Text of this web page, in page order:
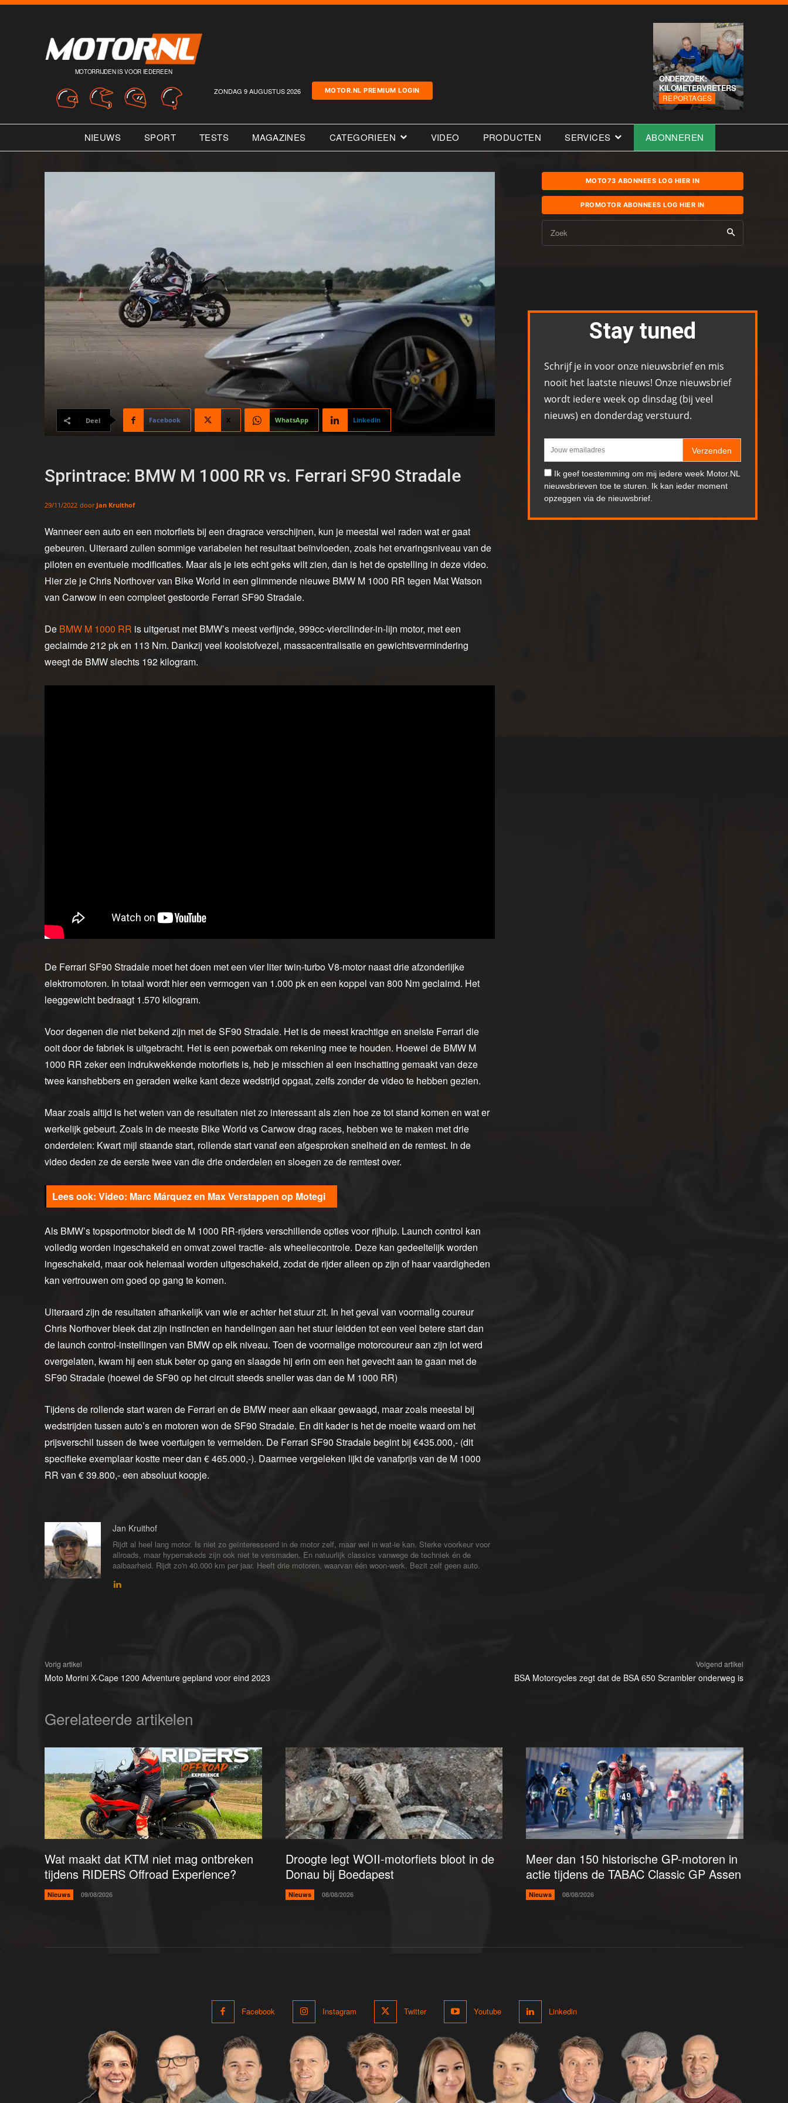
MOTORRIJDEN IS VOOR IEDEREEN
ZONDAG 9 AUGUSTUS 2026 MOTOR.NL PREMIUM LOGIN
ONDERZOEK:
KILOMETERVRETERS
REPORTAGES
NIEUWS SPORT TESTS MAGAZINES CATEGORIEEN VIDEO PRODUCTEN SERVICES ABONNEREN
Deel Facebook X WhatsApp Linkedin
Sprintrace: BMW M 1000 RR vs. Ferrari SF90 Stradale
29/11/2022 door Jan Kruithof
Wanneer een auto en een motorfiets bij een dragrace verschijnen, kun je meestal wel raden wat er gaat
gebeuren. Uiteraard zullen sommige variabelen het resultaat beïnvloeden, zoals het ervaringsniveau van de
piloten en eventuele modificaties. Maar als je iets echt geks wilt zien, dan is het de opstelling in deze video.
Hier zie je Chris Northover van Bike World in een glimmende nieuwe BMW M 1000 RR tegen Mat Watson
van Carwow in een compleet gestoorde Ferrari SF90 Stradale.
De BMW M 1000 RR is uitgerust met BMW’s meest verfijnde, 999cc-viercilinder-in-lijn motor, met een
geclaimde 212 pk en 113 Nm. Dankzij veel koolstofvezel, massacentralisatie en gewichtsvermindering
weegt de BMW slechts 192 kilogram.
De Ferrari SF90 Stradale moet het doen met een vier liter twin-turbo V8-motor naast drie afzonderlijke
elektromotoren. In totaal wordt hier een vermogen van 1.000 pk en een koppel van 800 Nm geclaimd. Het
leeggewicht bedraagt 1.570 kilogram.
Voor degenen die niet bekend zijn met de SF90 Stradale. Het is de meest krachtige en snelste Ferrari die
ooit door de fabriek is uitgebracht. Het is een powerbak om rekening mee te houden. Hoewel de BMW M
1000 RR zeker een indrukwekkende motorfiets is, heb je misschien al een inschatting gemaakt van deze
twee kanshebbers en geraden welke kant deze wedstrijd opgaat, zelfs zonder de video te hebben gezien.
Maar zoals altijd is het weten van de resultaten niet zo interessant als zien hoe ze tot stand komen en wat er
werkelijk gebeurt. Zoals in de meeste Bike World vs Carwow drag races, hebben we te maken met drie
onderdelen: Kwart mijl staande start, rollende start vanaf een afgesproken snelheid en de remtest. In de
video deden ze de eerste twee van die drie onderdelen en sloegen ze de remtest over.
Video: Marc Márquez en Max Verstappen op Motegi
Als BMW’s topsportmotor biedt de M 1000 RR-rijders verschillende opties voor rijhulp. Launch control kan
volledig worden ingeschakeld en omvat zowel tractie- als wheeliecontrole. Deze kan gedeeltelijk worden
ingeschakeld, maar ook helemaal worden uitgeschakeld, zodat de rijder alleen op zijn of haar vaardigheden
kan vertrouwen om goed op gang te komen.
Uiteraard zijn de resultaten afhankelijk van wie er achter het stuur zit. In het geval van voormalig coureur
Chris Northover bleek dat zijn instincten en handelingen aan het stuur leidden tot een veel betere start dan
de launch control-instellingen van BMW op elk niveau. Toen de voormalige motorcoureur aan zijn lot werd
overgelaten, kwam hij een stuk beter op gang en slaagde hij erin om een het gevecht aan te gaan met de
SF90 Stradale (hoewel de SF90 op het circuit steeds sneller was dan de M 1000 RR)
Tijdens de rollende start waren de Ferrari en de BMW meer aan elkaar gewaagd, maar zoals meestal bij
wedstrijden tussen auto’s en motoren won de SF90 Stradale. En dit kader is het de moeite waard om het
prijsverschil tussen de twee voertuigen te vermelden. De Ferrari SF90 Stradale begint bij €435.000,- (dit
specifieke exemplaar kostte meer dan € 465.000,-). Daarmee vergeleken lijkt de vanafprijs van de M 1000
RR van € 39.800,- een absoluut koopje.
Jan Kruithof
Rijdt al heel lang motor. Is niet zo geïnteresseerd in de motor zelf, maar wel in wat-ie kan. Sterke voorkeur voor
allroads, maar hypernakeds zijn ook niet te versmaden. En natuurlijk classics vanwege de techniek én de
aaibaarheid. Rijdt zo'n 40.000 km per jaar. Heeft drie motoren, waarvan één woon-werk. Bezit zelf geen auto.
MOTO73 ABONNEES LOG HIER IN
PROMOTOR ABONNEES LOG HIER IN
Zoek
Stay tuned
Schrijf je in voor onze nieuwsbrief en mis
nooit het laatste nieuws! Onze nieuwsbrief
wordt iedere week op dinsdag (bij veel
nieuws) en donderdag verstuurd.
Verzenden
Ik geef toestemming om mij iedere week Motor.NL
nieuwsbrieven toe te sturen. Ik kan ieder moment
opzeggen via de nieuwsbrief.
Vorig artikel
Moto Morini X-Cape 1200 Adventure gepland voor eind 2023
Volgend artikel
BSA Motorcycles zegt dat de BSA 650 Scrambler onderweg is
Gerelateerde artikelen
Wat maakt dat KTM niet mag ontbreken
tijdens RIDERS Offroad Experience?
Nieuws 09/08/2026
Droogte legt WOII-motorfiets bloot in de
Donau bij Boedapest
Nieuws 08/08/2026
Meer dan 150 historische GP-motoren in
actie tijdens de TABAC Classic GP Assen
Nieuws 08/08/2026
Facebook Instagram Twitter Youtube Linkedin